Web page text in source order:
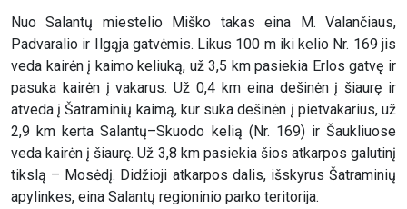
Nuo Salantų miestelio Miško takas eina M. Valančiaus,
Padvaralio ir Ilgąja gatvėmis. Likus 100 m iki kelio Nr. 169 jis
veda kairėn į kaimo keliuką, už 3,5 km pasiekia Erlos gatvę ir
pasuka kairėn į vakarus. Už 0,4 km eina dešinėn į šiaurę ir
atveda į Šatraminių kaimą, kur suka dešinėn į pietvakarius, už
2,9 km kerta Salantų–Skuodo kelią (Nr. 169) ir Šaukliuose
veda kairėn į šiaurę. Už 3,8 km pasiekia šios atkarpos galutinį
tikslą – Mosėdį. Didžioji atkarpos dalis, išskyrus Šatraminių
apylinkes, eina Salantų regioninio parko teritorija.